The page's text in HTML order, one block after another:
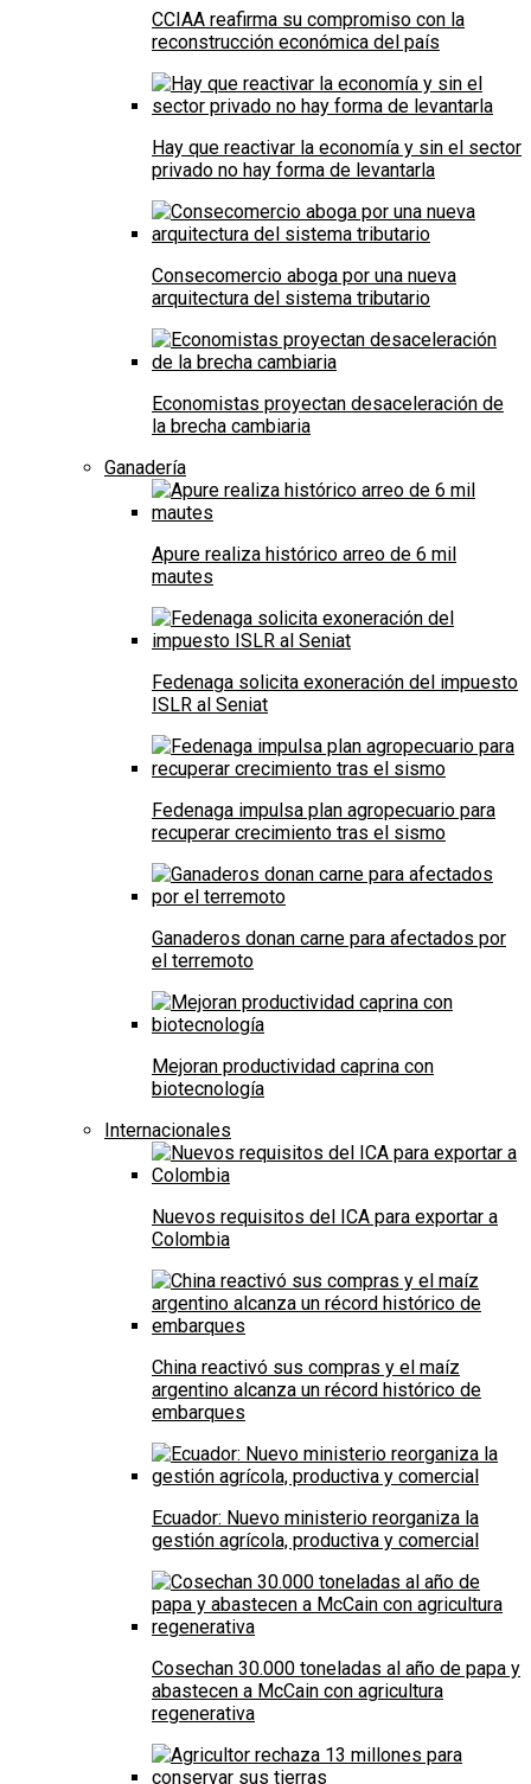
CCIAA reafirma su compromiso con la
reconstrucción económica del país
Hay que reactivar la economía y sin el sector
privado no hay forma de levantarla
Consecomercio aboga por una nueva
arquitectura del sistema tributario
Economistas proyectan desaceleración de
la brecha cambiaria
Ganadería
Apure realiza histórico arreo de 6 mil
mautes
Fedenaga solicita exoneración del impuesto
ISLR al Seniat
Fedenaga impulsa plan agropecuario para
recuperar crecimiento tras el sismo
Ganaderos donan carne para afectados por
el terremoto
Mejoran productividad caprina con
biotecnología
Internacionales
Nuevos requisitos del ICA para exportar a
Colombia
China reactivó sus compras y el maíz
argentino alcanza un récord histórico de
embarques
Ecuador: Nuevo ministerio reorganiza la
gestión agrícola, productiva y comercial
Cosechan 30.000 toneladas al año de papa y
abastecen a McCain con agricultura
regenerativa